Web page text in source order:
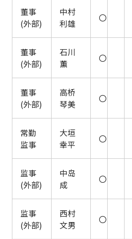
董事
(外部)
中村
利雄
〇
董事
(外部)
石川
薫
〇
董事
(外部)
高桥
琴美
〇
常勤
监事
大垣
幸平
〇
监事
(外部)
中岛
成
〇
监事
(外部)
西村
文男
〇